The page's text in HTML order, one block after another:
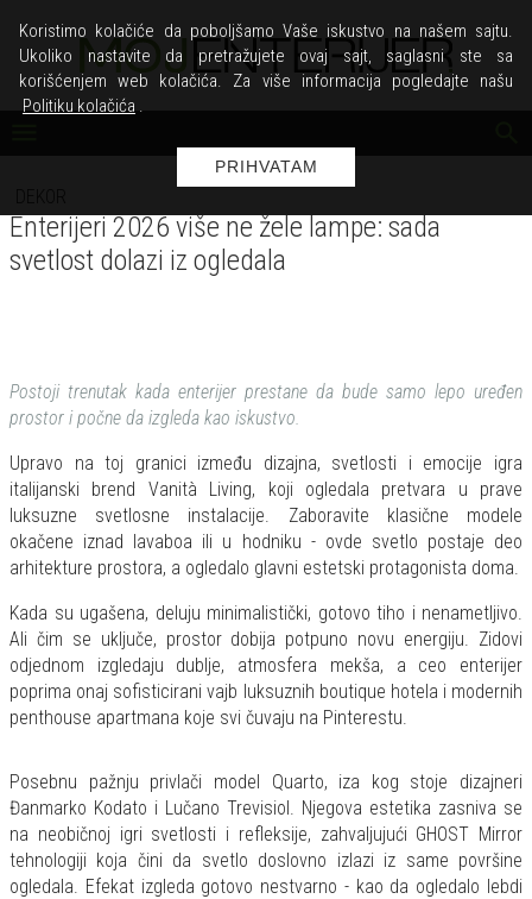
Enterijeri 2026 više ne žele lampe: sada
svetlost dolazi iz ogledala
Postoji trenutak kada enterijer prestane da bude samo lepo uređen
prostor i počne da izgleda kao iskustvo.
Upravo na toj granici između dizajna, svetlosti i emocije igra
italijanski brend Vanità Living, koji ogledala pretvara u prave
luksuzne svetlosne instalacije. Zaboravite klasične modele
okačene iznad lavaboa ili u hodniku - ovde svetlo postaje deo
arhitekture prostora, a ogledalo glavni estetski protagonista doma.
Kada su ugašena, deluju minimalistički, gotovo tiho i nenametljivo.
Ali čim se uključe, prostor dobija potpuno novu energiju. Zidovi
odjednom izgledaju dublje, atmosfera mekša, a ceo enterijer
poprima onaj sofisticirani vajb luksuznih boutique hotela i modernih
penthouse apartmana koje svi čuvaju na Pinterestu.
Posebnu pažnju privlači model Quarto, iza kog stoje dizajneri
Đanmarko Kodato i Lučano Trevisiol. Njegova estetika zasniva se
na neobičnoj igri svetlosti i refleksije, zahvaljujući GHOST Mirror
tehnologiji koja čini da svetlo doslovno izlazi iz same površine
ogledala. Efekat izgleda gotovo nestvarno - kao da ogledalo lebdi
Koristimo kolačiće da poboljšamo Vaše iskustvo na našem sajtu.
Ukoliko nastavite da pretražujete ovaj sajt, saglasni ste sa
korišćenjem web kolačića. Za više informacija pogledajte našu
Politiku kolačića .
PRIHVATAM